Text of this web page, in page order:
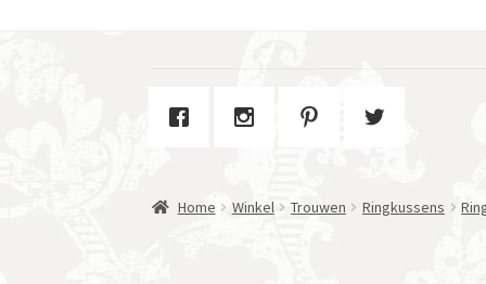
Home Winkel Trouwen Ringkussens